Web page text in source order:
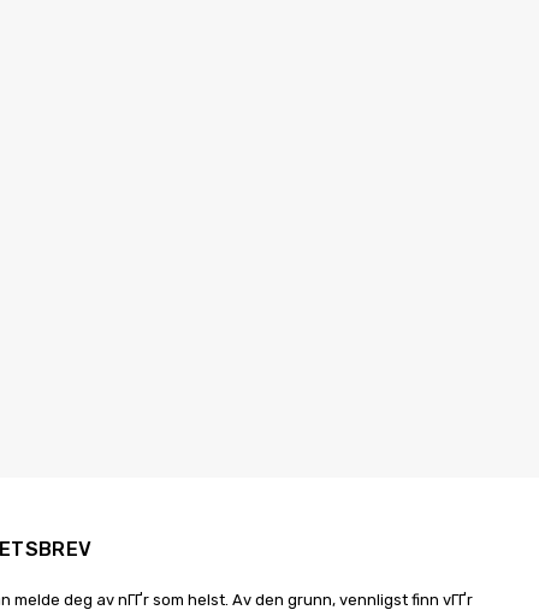
melde deg av nГҐr som helst. Av den grunn, vennligst finn vГҐr